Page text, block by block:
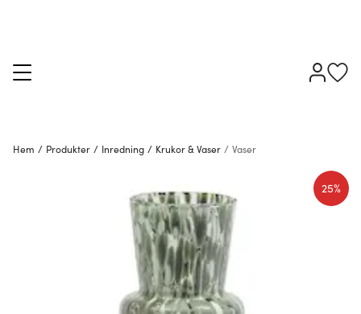
Hem / Produkter / Inredning / Krukor & Vaser / Vaser
25%